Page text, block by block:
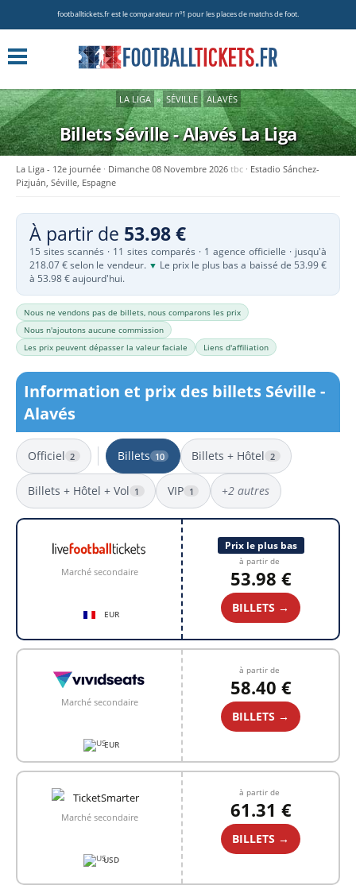
footballtickets.fr est le comparateur nº1 pour les places de matchs de foot.
LA LIGA » SÉVILLE ALAVÉS
Billets Séville - AlavésLa Liga
La Liga - 12e journée Dimanche 08 Novembre 2026 tbc
Estadio Sánchez-
Pizjuán, Séville, Espagne
À partir de 53.98 €
15 sites scannés · 11 sites comparés · 1 agence officielle · jusqu'à
218.07 € selon le vendeur. ▼ Le prix le plus bas a baissé de 53.99 €
à 53.98 € aujourd'hui.
Nous ne vendons pas de billets, nous comparons les prix
Nous n'ajoutons aucune commission
Les prix peuvent dépasser la valeur faciale
Liens d'affiliation
Information et prix des billets Séville -
Alavés
Officiel 2 Billets 10 Billets + Hôtel 2
Billets + Hôtel + Vol 1 VIP 1 +2 autres
10 résultats
Marché secondaire
EUR
Prix le plus bas
à partir de
53.98 €
BILLETS →
Marché secondaire
EUR
à partir de
58.40 €
BILLETS →
Marché secondaire
USD
à partir de
61.31 €
BILLETS →